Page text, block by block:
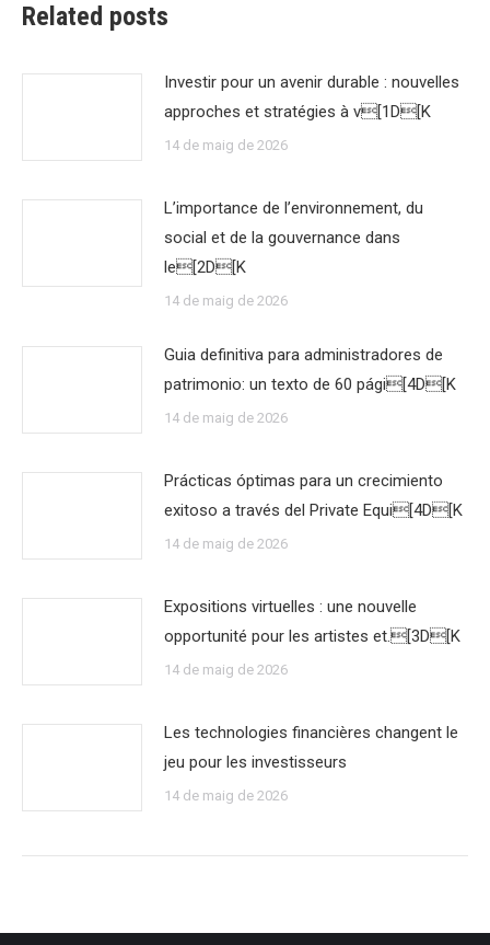
Related posts
Investir pour un avenir durable : nouvelles
approches et stratégies à v[1D[K
14 de maig de 2026
L’importance de l’environnement, du
social et de la gouvernance dans
le[2D[K
14 de maig de 2026
Guia definitiva para administradores de
patrimonio: un texto de 60 pági[4D[K
14 de maig de 2026
Prácticas óptimas para un crecimiento
exitoso a través del Private Equi[4D[K
14 de maig de 2026
Expositions virtuelles : une nouvelle
opportunité pour les artistes et.[3D[K
14 de maig de 2026
Les technologies financières changent le
jeu pour les investisseurs
14 de maig de 2026